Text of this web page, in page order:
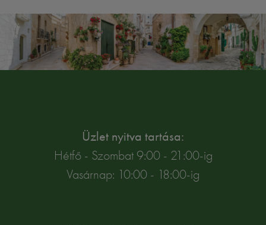
Üzlet nyitva tartása:
Hétfő - Szombat 9:00 - 21:00-ig
Vasárnap: 10:00 - 18:00-ig